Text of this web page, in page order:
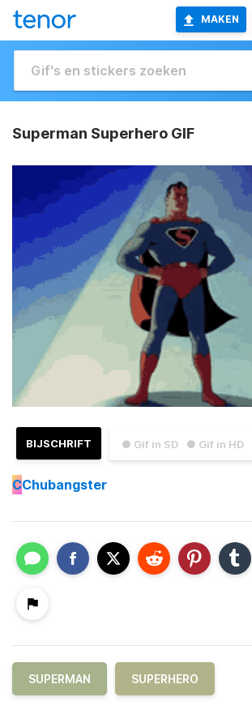
MAKEN
Superman Superhero GIF
● Gif in SD ● Gif in HD
BIJSCHRIFT
CChubangster
SUPERMAN SUPERHERO